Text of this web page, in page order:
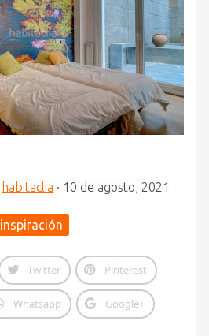
habitaclia · 10 de agosto, 2021
inspiración
Twitter Pinterest
Whatsapp Google+